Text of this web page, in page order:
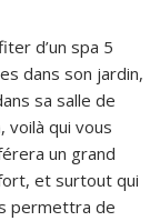
d’un spa 5
dans son jardin,
sa salle de
voilà qui vous
un grand
et surtout qui
permettra de